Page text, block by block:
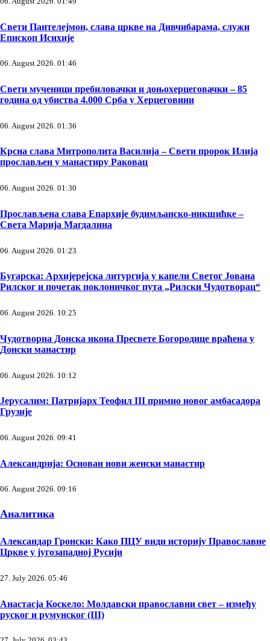
Свети Пантелејмон, слава цркве на Дивчибарама, служи
Епископ Исихије
06. August 2026. 01:46
Свети мученици пребиловачки и доњохерцеговачки – 85
година од убиства 4.000 Срба у Херцеговини
06. August 2026. 01:36
Крсна слава Митрополита Василија – Свети пророк Илија
прослављен у манастиру Раковац
06. August 2026. 01:30
Прослављена слава Епархије будимљанско-никшићке –
Света Марија Магдалина
06. August 2026. 01:23
Бугарска: Архијерејска литургија у капели Светог Јована
Рилског и почетак поклоничког пута „Рилски Чудотворац“
06. August 2026. 10:25
Чудотворна Донска икона Пресвете Богородице враћена у
Донски манастир
06. August 2026. 10:12
Јерусалим: Патријарх Теофил III примио новог амбасадора
Грузије
06. August 2026. 09:41
Александрија: Основан нови женски манастир
06. August 2026. 09:16
Аналитика
Александар Гронски: Како ПЦУ види историју Православне
Цркве у југозападној Русији
27. July 2026. 05:46
Анастасја Коскело: Молдавски православни свет – између
руског и румунског (III)